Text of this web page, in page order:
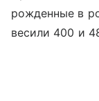
рожденные в
весили 400 и